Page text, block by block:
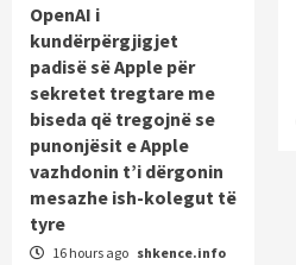
OpenAI i
kundërpërgjigjet
padisë së Apple për
sekretet tregtare me
biseda që tregojnë se
punonjësit e Apple
vazhdonin t’i dërgonin
mesazhe ish-kolegut të
tyre
16 hours ago shkence.info